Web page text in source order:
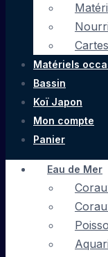
Matériels
Bassin
Koï Japon
Mon compte
Panier
Eau de Mer